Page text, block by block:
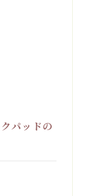
パッドの